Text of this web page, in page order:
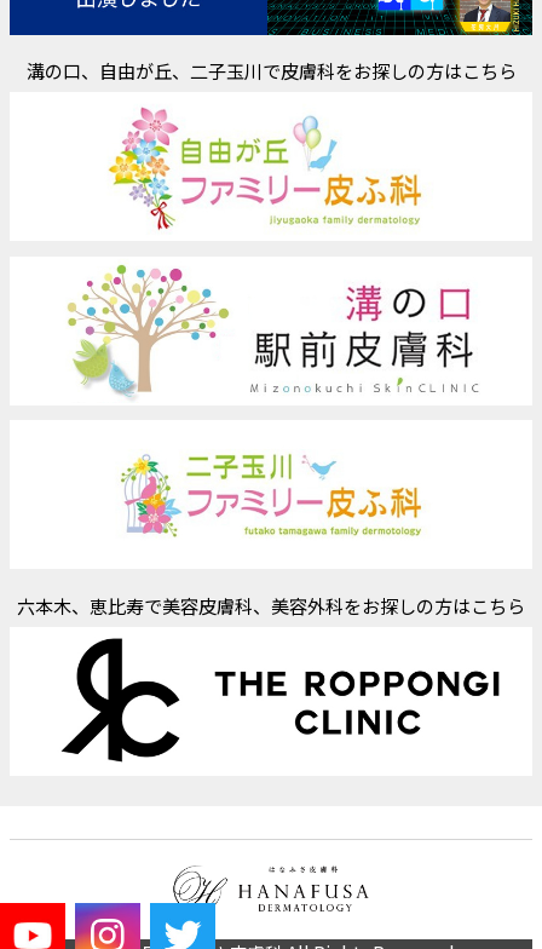
溝の口、自由が丘、二子玉川で皮膚科をお探しの方はこちら
六本木、恵比寿で美容皮膚科、美容外科をお探しの方はこちら